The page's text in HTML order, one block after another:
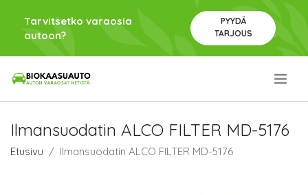
Tarvitsetko varaosia
autoon?
PYYDÄ
TARJOUS
Ilmansuodatin ALCO FILTER MD-5176
Etusivu Ilmansuodatin ALCO FILTER MD-5176